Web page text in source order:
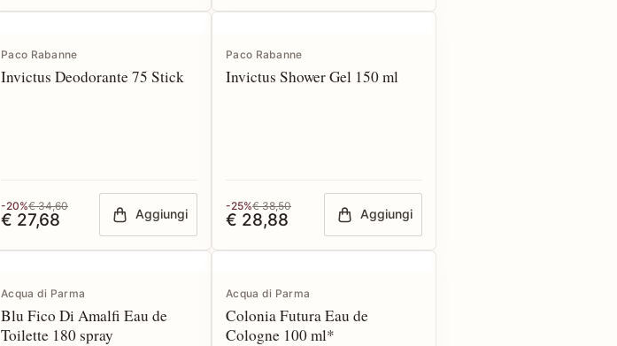
Paco Rabanne
Invictus Deodorante 75 Stick
-20%€ 34,60
€ 27,68 Aggiungi
Paco Rabanne
Invictus Shower Gel 150 ml
-25%€ 38,50
€ 28,88 Aggiungi
Acqua di Parma
Blu Fico Di Amalfi Eau de
Toilette 180 spray
Acqua di Parma
Colonia Futura Eau de
Cologne 100 ml*